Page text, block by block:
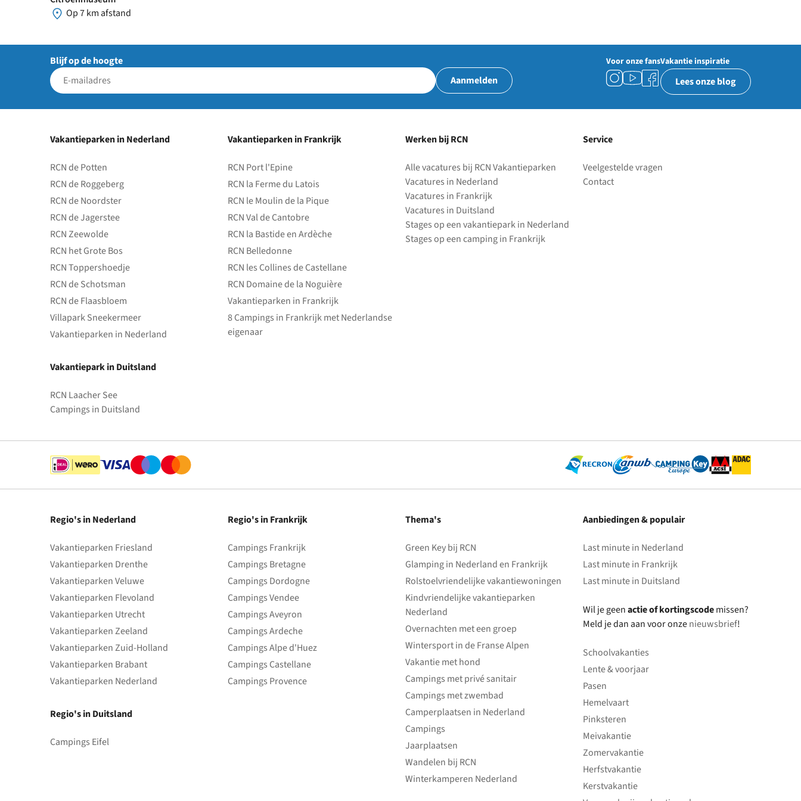
Op 7 km afstand
Blijf op de hoogte
Aanmelden
Voor onze fansVakantie inspiratie
Lees onze blog
Vakantieparken in Nederland
RCN de Potten
RCN de Roggeberg
RCN de Noordster
RCN de Jagerstee
RCN Zeewolde
RCN het Grote Bos
RCN Toppershoedje
RCN de Schotsman
RCN de Flaasbloem
Villapark Sneekermeer
Vakantieparken in Nederland
Vakantiepark in Duitsland
RCN Laacher See
Campings in Duitsland
Vakantieparken in Frankrijk
RCN Port l'Epine
RCN la Ferme du Latois
RCN le Moulin de la Pique
RCN Val de Cantobre
RCN la Bastide en Ardèche
RCN Belledonne
RCN les Collines de Castellane
RCN Domaine de la Noguière
Vakantieparken in Frankrijk
8 Campings in Frankrijk met Nederlandse
eigenaar
Werken bij RCN
Alle vacatures bij RCN Vakantieparken
Vacatures in Nederland
Vacatures in Frankrijk
Vacatures in Duitsland
Stages op een vakantiepark in Nederland
Stages op een camping in Frankrijk
Service
Veelgestelde vragen
Contact
Regio's in Nederland
Vakantieparken Friesland
Vakantieparken Drenthe
Vakantieparken Veluwe
Vakantieparken Flevoland
Vakantieparken Utrecht
Vakantieparken Zeeland
Vakantieparken Zuid-Holland
Vakantieparken Brabant
Vakantieparken Nederland
Regio's in Duitsland
Campings Eifel
Regio's in Frankrijk
Campings Frankrijk
Campings Bretagne
Campings Dordogne
Campings Vendee
Campings Aveyron
Campings Ardeche
Campings Alpe d'Huez
Campings Castellane
Campings Provence
Thema's
Green Key bij RCN
Glamping in Nederland en Frankrijk
Rolstoelvriendelijke vakantiewoningen
Kindvriendelijke vakantieparken
Nederland
Overnachten met een groep
Wintersport in de Franse Alpen
Vakantie met hond
Campings met privé sanitair
Campings met zwembad
Camperplaatsen in Nederland
Campings
Jaarplaatsen
Wandelen bij RCN
Winterkamperen Nederland
Aanbiedingen & populair
Last minute in Nederland
Last minute in Frankrijk
Last minute in Duitsland
Wil je geenactie of kortingscodemissen?
Meld je dan aan voor onzenieuwsbrief!
Schoolvakanties
Lente & voorjaar
Pasen
Hemelvaart
Pinksteren
Meivakantie
Zomervakantie
Herfstvakantie
Kerstvakantie